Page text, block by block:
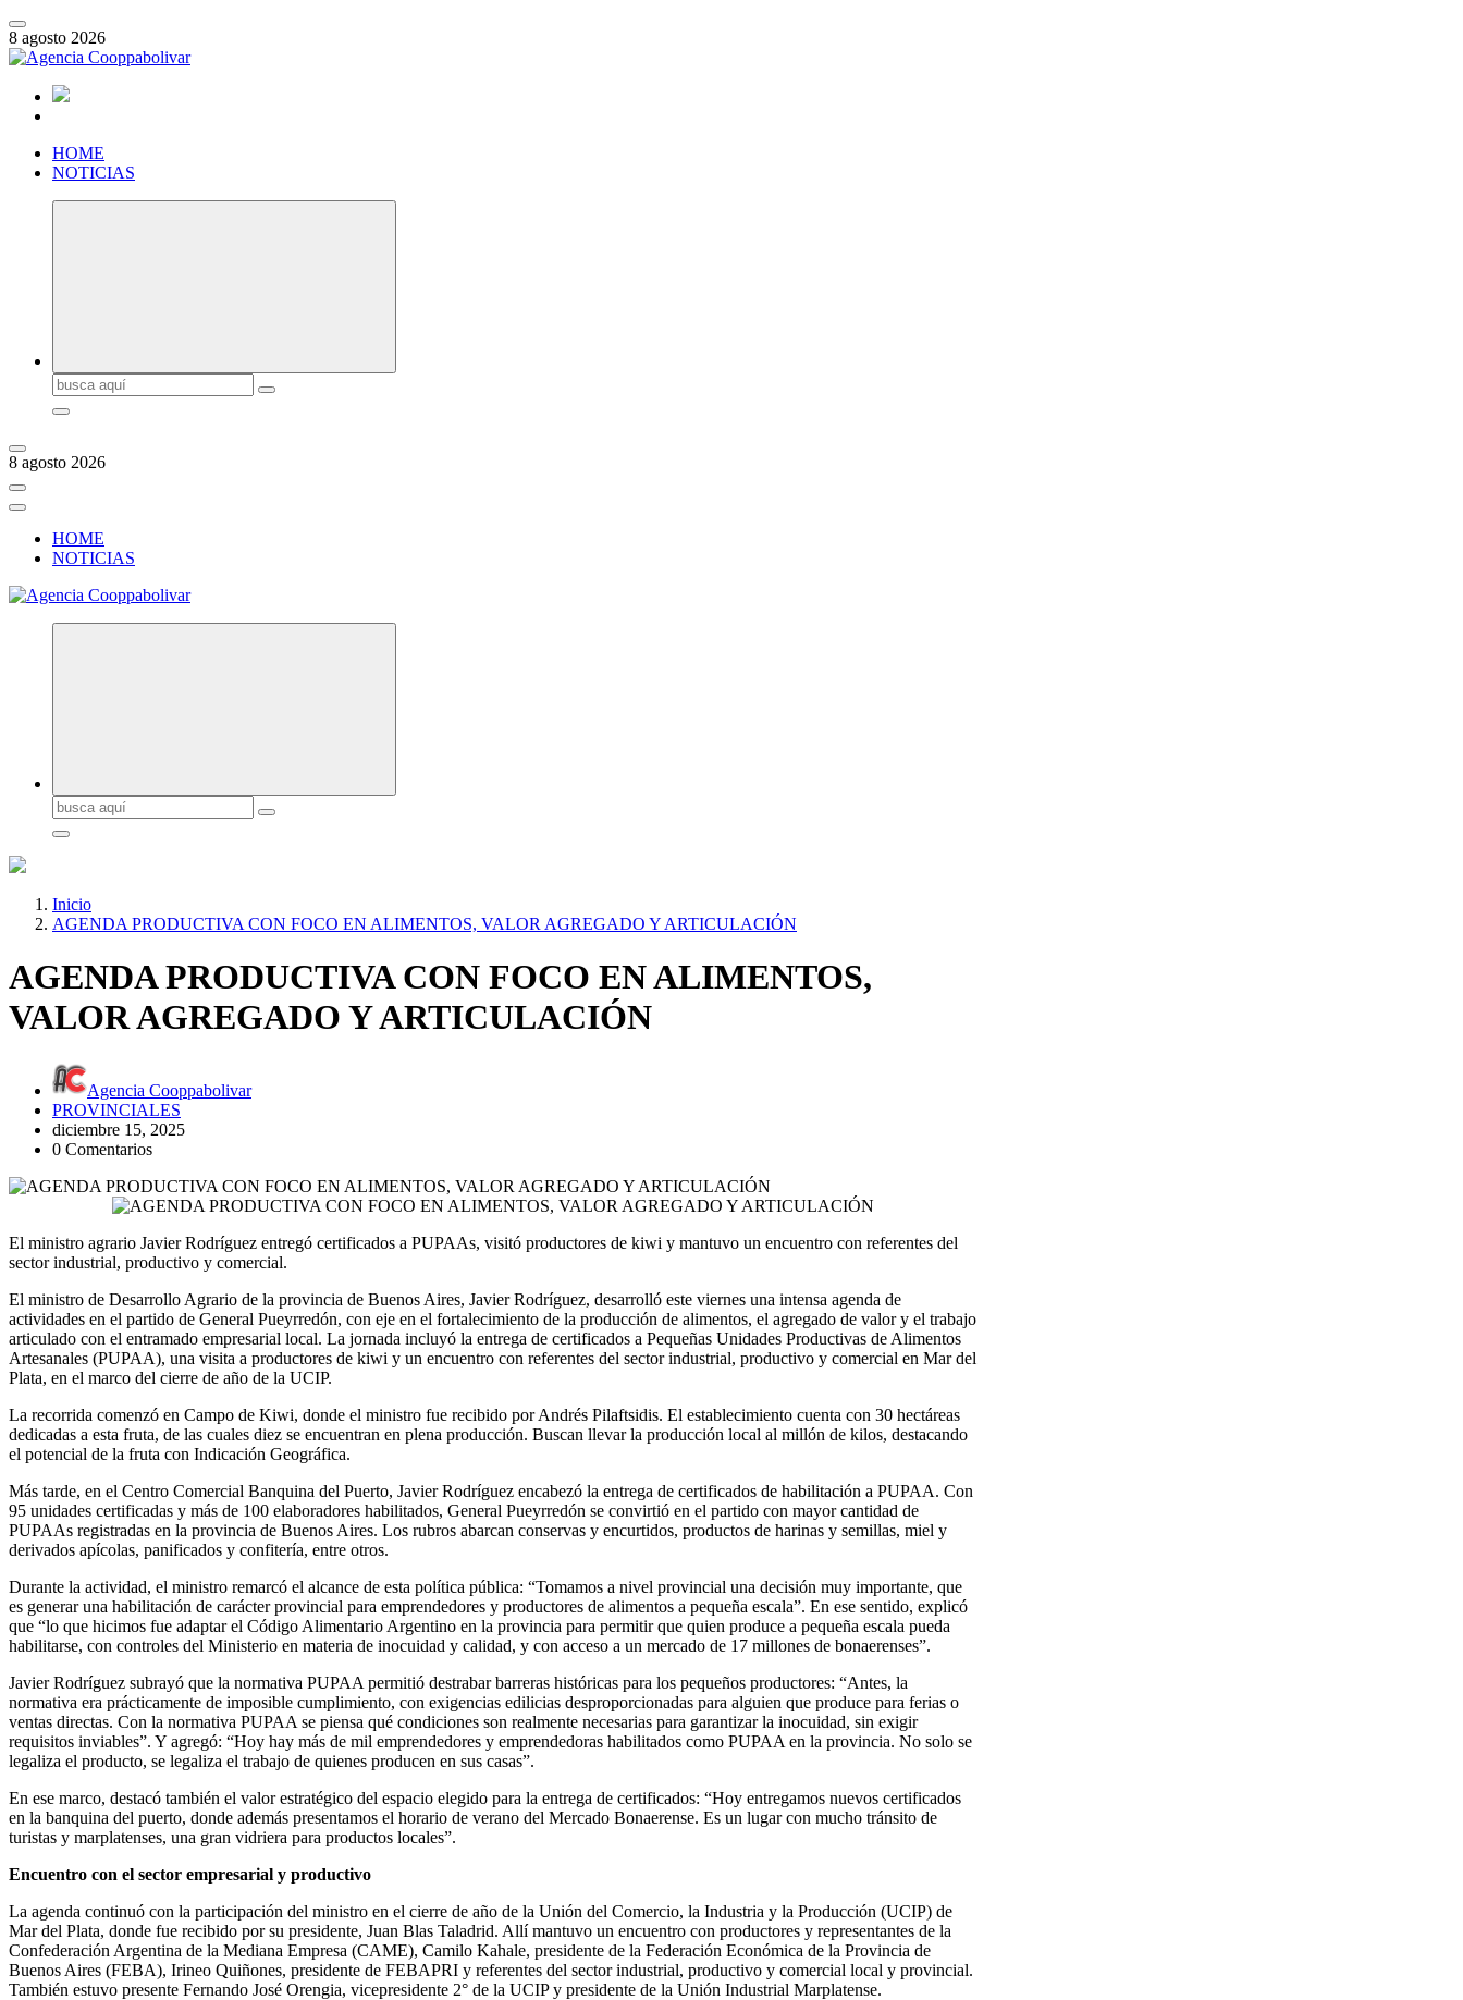
Saltar
al
contenido
8 agosto 2026
HOME
NOTICIAS
Buscar:
8 agosto 2026
HOME
NOTICIAS
Buscar:
Inicio
AGENDA PRODUCTIVA CON FOCO EN ALIMENTOS, VALOR AGREGADO Y ARTICULACIÓN
AGENDA PRODUCTIVA CON FOCO EN ALIMENTOS,
VALOR AGREGADO Y ARTICULACIÓN
Agencia Cooppabolivar
PROVINCIALES
diciembre 15, 2025
0 Comentarios
El ministro agrario Javier Rodríguez entregó certificados a PUPAAs, visitó productores de kiwi y mantuvo un encuentro con referentes del
sector industrial, productivo y comercial.
El ministro de Desarrollo Agrario de la provincia de Buenos Aires, Javier Rodríguez, desarrolló este viernes una intensa agenda de
actividades en el partido de General Pueyrredón, con eje en el fortalecimiento de la producción de alimentos, el agregado de valor y el trabajo
articulado con el entramado empresarial local. La jornada incluyó la entrega de certificados a Pequeñas Unidades Productivas de Alimentos
Artesanales (PUPAA), una visita a productores de kiwi y un encuentro con referentes del sector industrial, productivo y comercial en Mar del
Plata, en el marco del cierre de año de la UCIP.
La recorrida comenzó en Campo de Kiwi, donde el ministro fue recibido por Andrés Pilaftsidis. El establecimiento cuenta con 30 hectáreas
dedicadas a esta fruta, de las cuales diez se encuentran en plena producción. Buscan llevar la producción local al millón de kilos, destacando
el potencial de la fruta con Indicación Geográfica.
Más tarde, en el Centro Comercial Banquina del Puerto, Javier Rodríguez encabezó la entrega de certificados de habilitación a PUPAA. Con
95 unidades certificadas y más de 100 elaboradores habilitados, General Pueyrredón se convirtió en el partido con mayor cantidad de
PUPAAs registradas en la provincia de Buenos Aires. Los rubros abarcan conservas y encurtidos, productos de harinas y semillas, miel y
derivados apícolas, panificados y confitería, entre otros.
Durante la actividad, el ministro remarcó el alcance de esta política pública: “Tomamos a nivel provincial una decisión muy importante, que
es generar una habilitación de carácter provincial para emprendedores y productores de alimentos a pequeña escala”. En ese sentido, explicó
que “lo que hicimos fue adaptar el Código Alimentario Argentino en la provincia para permitir que quien produce a pequeña escala pueda
habilitarse, con controles del Ministerio en materia de inocuidad y calidad, y con acceso a un mercado de 17 millones de bonaerenses”.
Javier Rodríguez subrayó que la normativa PUPAA permitió destrabar barreras históricas para los pequeños productores: “Antes, la
normativa era prácticamente de imposible cumplimiento, con exigencias edilicias desproporcionadas para alguien que produce para ferias o
ventas directas. Con la normativa PUPAA se piensa qué condiciones son realmente necesarias para garantizar la inocuidad, sin exigir
requisitos inviables”. Y agregó: “Hoy hay más de mil emprendedores y emprendedoras habilitados como PUPAA en la provincia. No solo se
legaliza el producto, se legaliza el trabajo de quienes producen en sus casas”.
En ese marco, destacó también el valor estratégico del espacio elegido para la entrega de certificados: “Hoy entregamos nuevos certificados
en la banquina del puerto, donde además presentamos el horario de verano del Mercado Bonaerense. Es un lugar con mucho tránsito de
turistas y marplatenses, una gran vidriera para productos locales”.
Encuentro con el sector empresarial y productivo
La agenda continuó con la participación del ministro en el cierre de año de la Unión del Comercio, la Industria y la Producción (UCIP) de
Mar del Plata, donde fue recibido por su presidente, Juan Blas Taladrid. Allí mantuvo un encuentro con productores y representantes de la
Confederación Argentina de la Mediana Empresa (CAME), Camilo Kahale, presidente de la Federación Económica de la Provincia de
Buenos Aires (FEBA), Irineo Quiñones, presidente de FEBAPRI y referentes del sector industrial, productivo y comercial local y provincial.
También estuvo presente Fernando José Orengia, vicepresidente 2° de la UCIP y presidente de la Unión Industrial Marplatense.